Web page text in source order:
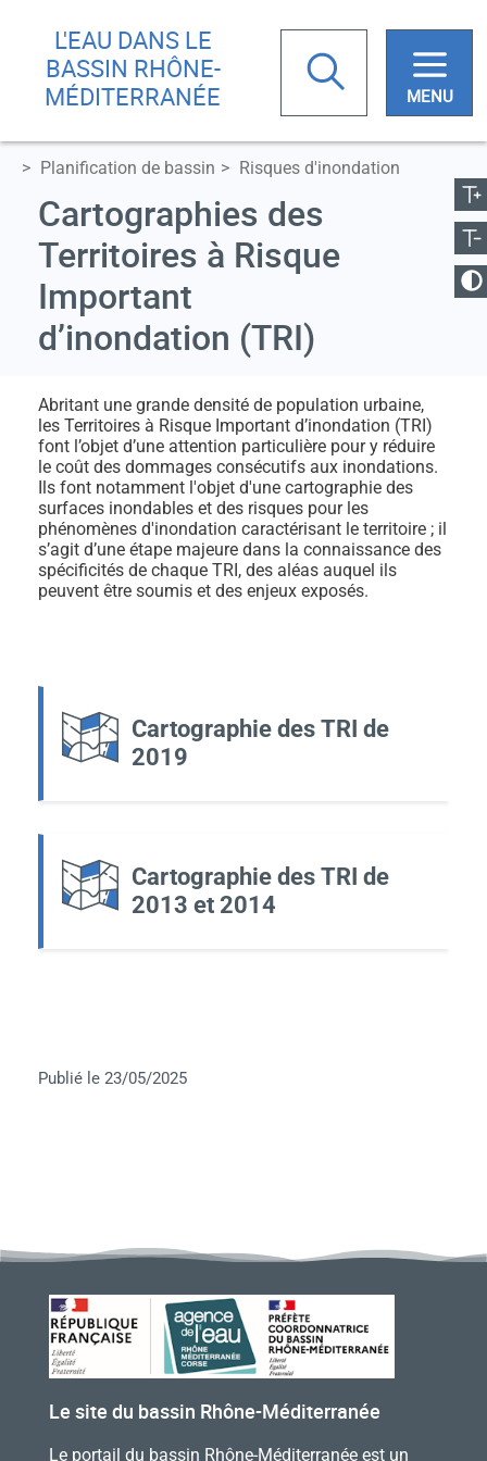
L'EAU DANS LE
BASSIN RHÔNE-
MÉDITERRANÉE
Rechercher
recherche
Planification de bassin Risques d'inondation
la taille
Réduire la taille
le contraste
Cartographies des
Territoires à Risque
Important
d’inondation (TRI)
Abritant une grande densité de population urbaine,
les Territoires à Risque Important d’inondation (TRI)
font l’objet d’une attention particulière pour y réduire
le coût des dommages consécutifs aux inondations.
Ils font notamment l'objet d'une cartographie des
surfaces inondables et des risques pour les
phénomènes d'inondation caractérisant le territoire ; il
s’agit d’une étape majeure dans la connaissance des
spécificités de chaque TRI, des aléas auquel ils
peuvent être soumis et des enjeux exposés.
Cartographie des TRI de
2019
Cartographie des TRI de
2013 et 2014
Publié le 23/05/2025
Le site du bassin Rhône-Méditerranée
Le portail du bassin Rhône-Méditerranée est un